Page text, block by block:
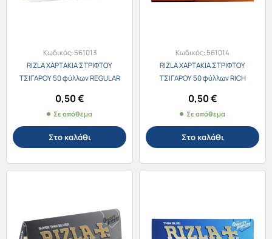
Κωδικός:561013
RIZLA ΧΑΡΤΑΚΙΑ ΣΤΡΙΦΤΟΥ
ΤΣΙΓΑΡΟΥ 50 φύλλων REGULAR
0,50€
Σε απόθεμα
Στο καλάθι
Κωδικός:561014
RIZLA ΧΑΡΤΑΚΙΑ ΣΤΡΙΦΤΟΥ
ΤΣΙΓΑΡΟΥ 50 φύλλων RICH
0,50€
Σε απόθεμα
Στο καλάθι